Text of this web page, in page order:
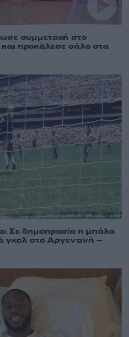
συμμετοχή στο
προκάλεσε σάλο στα
Σε δημοπρασία η μπάλα
γκολ στο Αργεντινή –